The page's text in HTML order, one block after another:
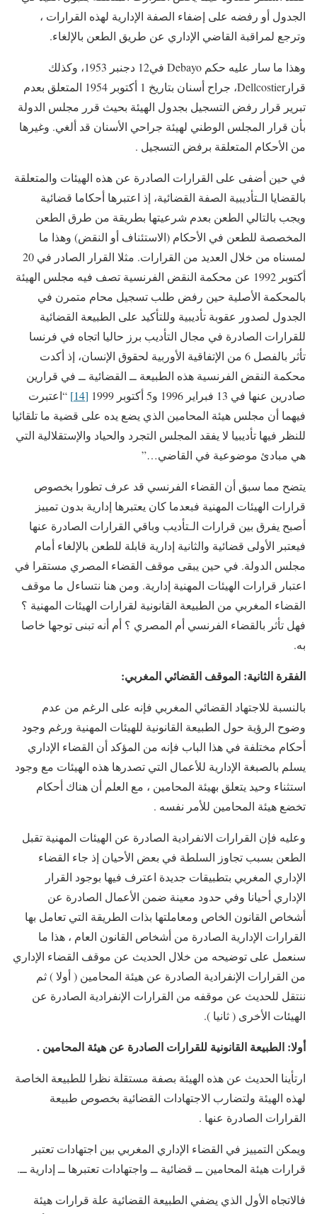
الجدول أو رفضه على إضفاء الصفة الإدارية لهذه القرارات ،
وترجع لمراقبة القاضي الإداري عن طريق الطعن بالإلغاء.
وهذا ما سار عليه حكم Debayo في12 دجنبر 1953، وكذلك
قرارDellcostier، جراح أسنان بتاريخ 1 أكتوبر 1954 المتعلق بعدم
تبرير قرار رفض التسجيل بجدول الهيئة بحيث قرر مجلس الدولة
بأن قرار المجلس الوطني لهيئة جراحي الأسنان قد ألغي. وغيرها
من الأحكام المتعلقة برفض التسجيل .
في حين أضفى على القرارات الصادرة عن هذه الهيئات والمتعلقة
بالقضايا الـتأديبية الصفة القضائية، إذ اعتبرها أحكاما قضائية
ويجب بالتالي الطعن بعدم شرعيتها بطريقة من طرق الطعن
المخصصة للطعن في الأحكام (الاستئناف أو النقض) وهذا ما
لمسناه من خلال العديد من القرارات. مثلا القرار الصادر في 20
أكتوبر 1992 عن محكمة النقض الفرنسية تصف فيه مجلس الهيئة
بالمحكمة الأصلية حين رفض طلب تسجيل محام متمرن في
الجدول لصدور عقوبة تأديبية وللتأكيد على الطبيعة القضائية
للقرارات الصادرة في مجال التأديب برز حاليا اتجاه في فرنسا
تأثر بالفصل 6 من الإتفاقية الأوربية لحقوق الإنسان، إذ أكدت
محكمة النقض الفرنسية هذه الطبيعة ــ القضائية ــ في قرارين
صادرين عنها في 13 فبراير 1996 و5 أكتوبر 1999
[14]
“اعتبرت
فيهما أن مجلس هيئة المحامين الذي يضع يده على قضية ما تلقائيا
للنظر فيها تأديبيا لا يفقد المجلس التجرد والحياد والإستقلالية التي
هي مبادئ موضوعية في القاضي…”
يتضح مما سبق أن القضاء الفرنسي قد عرف تطورا بخصوص
قرارات الهيئات المهنية فبعدما كان يعتبرها إدارية بدون تمييز
أصبح يفرق بين قرارات الـتأديب وباقي القرارات الصادرة عنها
فيعتبر الأولى قضائية والثانية إدارية قابلة للطعن بالإلغاء أمام
مجلس الدولة. في حين يبقى موقف القضاء المصري مستقرا في
اعتبار قرارات الهيئات المهنية إدارية. ومن هنا نتساءل ما موقف
القضاء المغربي من الطبيعة القانونية لقرارات الهيئات المهنية ؟
فهل تأثر بالقضاء الفرنسي أم المصري ؟ أم أنه تبنى توجها خاصا
به.
الفقرة الثانية: الموقف القضائي المغربي:
بالنسبة للاجتهاد القضائي المغربي فإنه على الرغم من عدم
وضوح الرؤية حول الطبيعة القانونية للهيئات المهنية ورغم وجود
أحكام مختلفة في هذا الباب فإنه من المؤكد أن القضاء الإداري
يسلم بالصبغة الإدارية للأعمال التي تصدرها هذه الهيئات مع وجود
استثناء وحيد يتعلق بهيئة المحامين ، مع العلم أن هناك أحكام
تخضع هيئة المحامين للأمر نفسه .
وعليه فإن القرارات الانفرادية الصادرة عن الهيئات المهنية تقبل
الطعن بسبب تجاوز السلطة في بعض الأحيان إذ جاء القضاء
الإداري المغربي بتطبيقات جديدة اعترف فيها بوجود القرار
الإداري أحيانا وفي حدود معينة ضمن الأعمال الصادرة عن
أشخاص القانون الخاص ومعاملتها بذات الطريقة التي تعامل بها
القرارات الإدارية الصادرة من أشخاص القانون العام ، هذا ما
سنعمل على توضيحه من خلال الحديث عن موقف القضاء الإداري
من القرارات الإنفرادية الصادرة عن هيئة المحامين ( أولا ) ثم
ننتقل للحديث عن موقفه من القرارات الإنفرادية الصادرة عن
الهيئات الأخرى ( ثانيا ).
أولا: الطبيعة القانونية للقرارات الصادرة عن هيئة المحامين .
ارتأينا الحديث عن هذه الهيئة بصفة مستقلة نظرا للطبيعة الخاصة
لهذه الهيئة ولتضارب الاجتهادات القضائية بخصوص طبيعة
القرارات الصادرة عنها .
ويمكن التمييز في القضاء الإداري المغربي بين اجتهادات تعتبر
قرارات هيئة المحامين ــ قضائية ــ واجتهادات تعتبرها ــ إدارية ــ.
فالاتجاه الأول الذي يضفي الطبيعة القضائية علة قرارات هيئة